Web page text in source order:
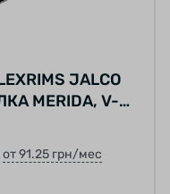
JALCO
MERIDA, V-
СПИЦ
от 91.25 грн/мес